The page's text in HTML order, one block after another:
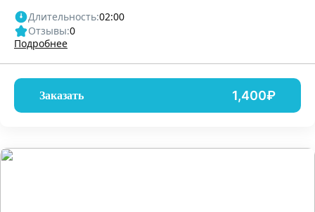
Длительность:02:00
Отзывы:0
Подробнее
Заказать 1,400₽